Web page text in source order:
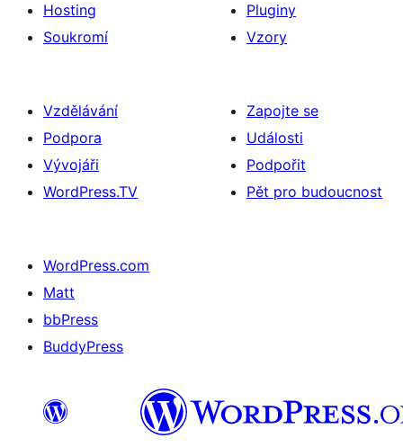
Hosting
Soukromí
Pluginy
Vzory
Vzdělávání
Podpora
Vývojáři
WordPress.TV
Zapojte se
Události
Podpořit
Pět pro budoucnost
WordPress.com
Matt
bbPress
BuddyPress